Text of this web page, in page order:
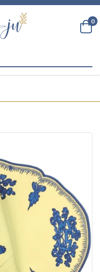
0